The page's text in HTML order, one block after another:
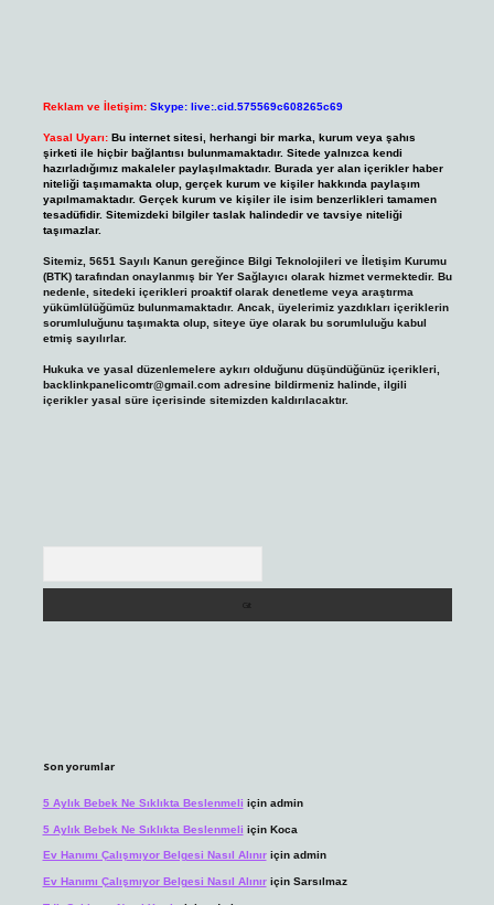
Reklam ve İletişim: Skype: live:.cid.575569c608265c69
Yasal Uyarı: Bu internet sitesi, herhangi bir marka, kurum veya şahıs
şirketi ile hiçbir bağlantısı bulunmamaktadır. Sitede yalnızca kendi
hazırladığımız makaleler paylaşılmaktadır. Burada yer alan içerikler haber
niteliği taşımamakta olup, gerçek kurum ve kişiler hakkında paylaşım
yapılmamaktadır. Gerçek kurum ve kişiler ile isim benzerlikleri tamamen
tesadüfidir. Sitemizdeki bilgiler taslak halindedir ve tavsiye niteliği
taşımazlar.
Sitemiz, 5651 Sayılı Kanun gereğince Bilgi Teknolojileri ve İletişim Kurumu
(BTK) tarafından onaylanmış bir Yer Sağlayıcı olarak hizmet vermektedir. Bu
nedenle, sitedeki içerikleri proaktif olarak denetleme veya araştırma
yükümlülüğümüz bulunmamaktadır. Ancak, üyelerimiz yazdıkları içeriklerin
sorumluluğunu taşımakta olup, siteye üye olarak bu sorumluluğu kabul
etmiş sayılırlar.
Hukuka ve yasal düzenlemelere aykırı olduğunu düşündüğünüz içerikleri,
backlinkpanelicomtr@gmail.comadresine bildirmeniz halinde, ilgili
içerikler yasal süre içerisinde sitemizden kaldırılacaktır.
Son yorumlar
5 Aylık Bebek Ne Sıklıkta Beslenmeli için admin
5 Aylık Bebek Ne Sıklıkta Beslenmeli için Koca
Ev Hanımı Çalışmıyor Belgesi Nasıl Alınıriçin admin
Ev Hanımı Çalışmıyor Belgesi Nasıl Alınıriçin Sarsılmaz